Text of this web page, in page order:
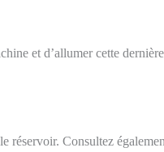
et d’allumer cette
réservoir. Consultez